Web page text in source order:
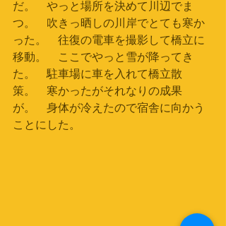
だ。　やっと場所を決めて川辺でま
つ。　吹きっ晒しの川岸でとても寒か
った。　往復の電車を撮影して橋立に
移動。　ここでやっと雪が降ってき
た。　駐車場に車を入れて橋立散
策。　寒かったがそれなりの成果
が。　身体が冷えたので宿舎に向かう
ことにした。